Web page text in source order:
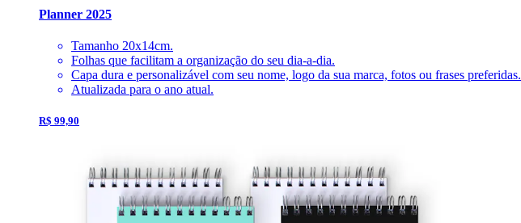
Planner 2025
Tamanho 20x14cm.
Folhas que facilitam a organização do seu dia-a-dia.
Capa dura e personalizável com seu nome, logo da sua marca, fotos ou frases preferidas.
Atualizada para o ano atual.
R$ 99,90